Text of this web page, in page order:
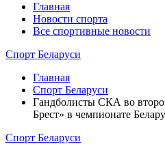
Главная
Новости спорта
Все спортивные новости
Спорт Беларуси
Главная
Спорт Беларуси
Гандболисты СКА во
Брест» в чемпионате
Спорт Беларуси